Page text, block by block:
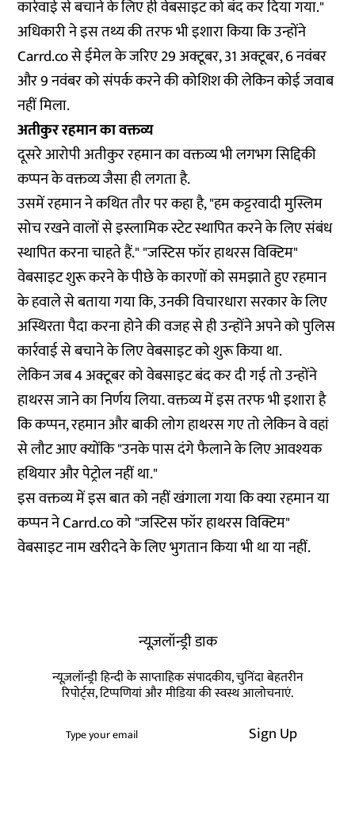
कार्रवाई से बचाने के लिए ही वेबसाइट को बंद कर दिया गया."
अधिकारी ने इस तथ्य की तरफ भी इशारा किया कि उन्होंने
Carrd.co से ईमेल के जरिए 29 अक्टूबर, 31 अक्टूबर, 6 नवंबर
और 9 नवंबर को संपर्क करने की कोशिश की लेकिन कोई जवाब
नहीं मिला.
अतीकुर रहमान का वक्तव्य
दूसरे आरोपी अतीकुर रहमान का वक्तव्य भी लगभग सिद्दिकी
कप्पन के वक्तव्य जैसा ही लगता है.
उसमें रहमान ने कथित तौर पर कहा है, "हम कट्टरवादी मुस्लिम
सोच रखने वालों से इस्लामिक स्टेट स्थापित करने के लिए संबंध
स्थापित करना चाहते हैं." "जस्टिस फॉर हाथरस विक्टिम"
वेबसाइट शुरू करने के पीछे के कारणों को समझाते हुए रहमान
के हवाले से बताया गया कि, उनकी विचारधारा सरकार के लिए
अस्थिरता पैदा करना होने की वजह से ही उन्होंने अपने को पुलिस
कार्रवाई से बचाने के लिए वेबसाइट को शुरू किया था.
लेकिन जब 4 अक्टूबर को वेबसाइट बंद कर दी गई तो उन्होंने
हाथरस जाने का निर्णय लिया. वक्तव्य में इस तरफ भी इशारा है
कि कप्पन, रहमान और बाकी लोग हाथरस गए तो लेकिन वे वहां
से लौट आए क्योंकि "उनके पास दंगे फैलाने के लिए आवश्यक
हथियार और पेट्रोल नहीं था."
इस वक्तव्य में इस बात को नहीं खंगाला गया कि क्या रहमान या
कप्पन ने Carrd.co को "जस्टिस फॉर हाथरस विक्टिम"
वेबसाइट नाम खरीदने के लिए भुगतान किया भी था या नहीं.
न्यूज़लॉन्ड्री डाक
न्यूज़लॉन्ड्री हिन्दी के साप्ताहिक संपादकीय, चुनिंदा बेहतरीन
रिपोर्ट्स, टिप्पणियां और मीडिया की स्वस्थ आलोचनाएं.
Sign Up